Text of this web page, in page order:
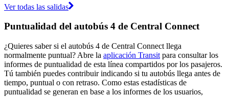
Ver todas las salidas
Puntualidad del autobús 4 de Central Connect
¿Quieres saber si el autobús 4 de Central Connect llega
normalmente puntual? Abre la aplicación Transit para consultar los
informes de puntualidad de esta línea compartidos por los pasajeros.
Tú también puedes contribuir indicando si tu autobús llega antes de
tiempo, puntual o con retraso. Como estas estadísticas de
puntualidad se generan en base a los informes de los usuarios,